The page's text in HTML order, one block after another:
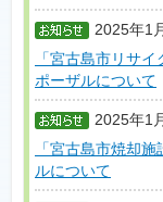
2025年1
「宮古島市リサ
ポーザルについて
2025年1
「宮古島市焼却
ルについて